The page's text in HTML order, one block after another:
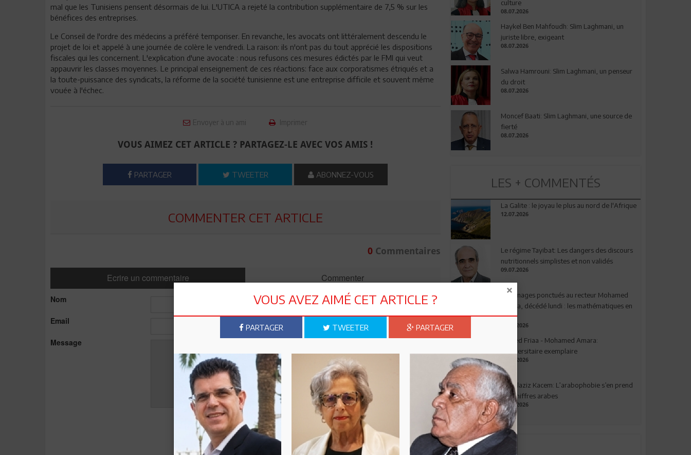
mal que les Tunisiens pensent désormais de lui. L'UTICA a rejeté la contribution supplémentaire de 7,5 % sur les
bénéfices des entreprises.
Le Conseil de l'ordre des médecins a préféré temporiser. En revanche, les avocats ont littéralement descendu le
projet de loi et appelé à une journée de colère le vendredi. La raison: ils n'ont pas du tout apprécié les dispositions
fiscales qui les concernent. L'explication d'une avocate : nous refusons ces mesures édictés par le FMI qui veut
appauvrir les classes moyennes. Le principal enseignement de ces réactions: face aux corporatismes étriqués et a
la toute-puissance des syndicats, la réforme de la société tunisienne est une entreprise difficile et souvent même
vouée à l'échec.
Envoyer à un ami Imprimer
VOUS AIMEZ CET ARTICLE ? PARTAGEZ-LE AVEC VOS AMIS !
PARTAGER TWEETER ABONNEZ-VOUS
COMMENTER CET ARTICLE
0Commentaires
Ecrire un commentaire Commenter
Nom
Email
Message
culture
08.07.2026
Haykel Ben Mahfoudh: Slim Laghmani, un
juriste libre, exigeant
08.07.2026
Salwa Hamrouni: Slim Laghmani, un penseur
du droit
08.07.2026
Moncef Baati: Slim Laghmani, une source de
fierté
08.07.2026
LES + COMMENTÉS
La Galite : le joyau le plus au nord de l'Afrique
12.07.2026
Le régime Tayibat: Les dangers des discours
nutritionnels simplistes et non validés
09.07.2026
Hommages ponctués au recteur Mohamed
Amara, décédé lundi : les mathématiques en
deuil
03.08.2026
Ahmed Friaa - Mohamed Amara:
l’Universitaire exemplaire
04.08.2026
Abdelaziz Kacem: L’arabophobie s’en prend
aux chiffres arabes
09.07.2026
VOUS AVEZ AIMÉ CET ARTICLE ?
PARTAGER TWEETER PARTAGER